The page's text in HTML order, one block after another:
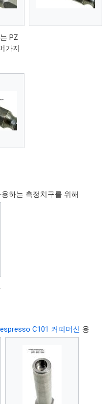
PZ
가지
하는 측정치구를 위해
C101 커피머신 용